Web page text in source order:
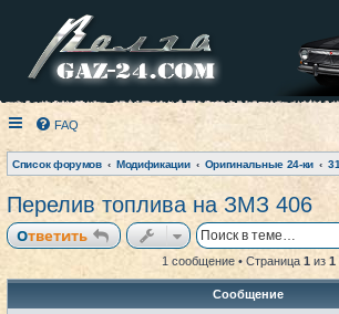
FAQ
Список форумов Модификации Оригинальные 24-ки
Перелив топлива на ЗМЗ 406
Ответить
1 сообщение • Страница 1из 1
Сообщение